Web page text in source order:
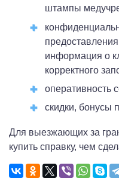
штампы
информация о
корректного
оперативность
скидки, бонусы
Для выезжающих за
купить справку, чем